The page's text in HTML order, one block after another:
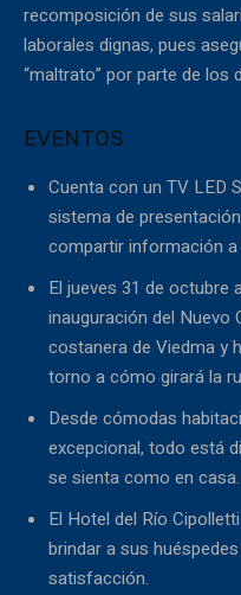
recomposición de sus
laborales dignas, pues
“maltrato” por parte de los
EVENTOS
Cuenta con un TV LED
sistema de
compartir información a
El jueves 31 de octubre
inauguración del Nuevo
costanera de Viedma y
torno a cómo girará la
Desde cómodas
excepcional, todo está
se sienta como en casa.
El Hotel del Río
brindar a sus
satisfacción.